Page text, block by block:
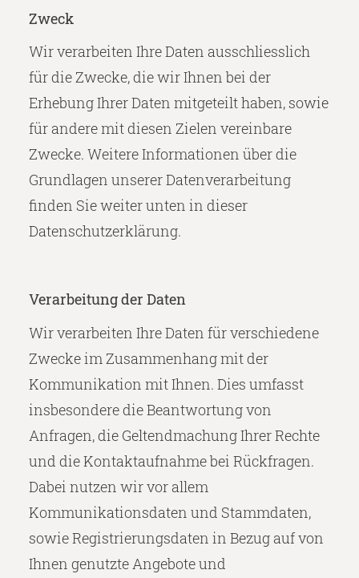
Zweck
Wir verarbeiten Ihre Daten ausschliesslich
für die Zwecke, die wir Ihnen bei der
Erhebung Ihrer Daten mitgeteilt haben, sowie
für andere mit diesen Zielen vereinbare
Zwecke. Weitere Informationen über die
Grundlagen unserer Datenverarbeitung
finden Sie weiter unten in dieser
Datenschutzerklärung.
Verarbeitung der Daten
Wir verarbeiten Ihre Daten für verschiedene
Zwecke im Zusammenhang mit der
Kommunikation mit Ihnen. Dies umfasst
insbesondere die Beantwortung von
Anfragen, die Geltendmachung Ihrer Rechte
und die Kontaktaufnahme bei Rückfragen.
Dabei nutzen wir vor allem
Kommunikationsdaten und Stammdaten,
sowie Registrierungsdaten in Bezug auf von
Ihnen genutzte Angebote und